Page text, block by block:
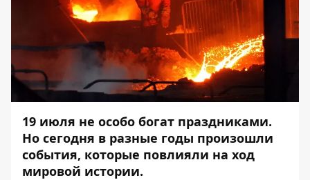
19 июля не особо богат праздниками.
Но сегодня в разные годы произошли
события, которые повлияли на ход
мировой истории.